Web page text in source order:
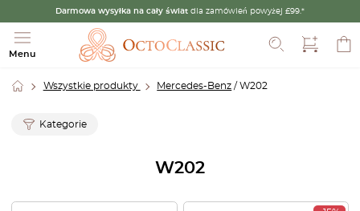
Darmowa wysyłka na cały świat dla zamówień powyżej £99.*
Menu
Szukaj
Wszystkie produkty Mercedes-Benz / W202
Kategorie
W202